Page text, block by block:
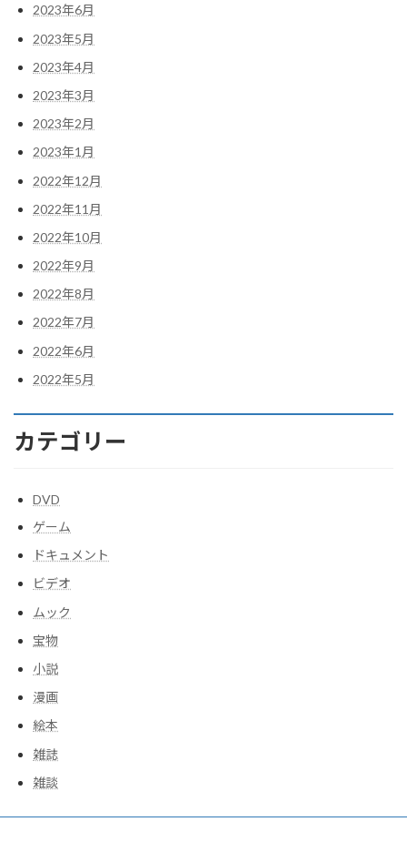
2023年6月
2023年5月
2023年4月
2023年3月
2023年2月
2023年1月
2022年12月
2022年11月
2022年10月
2022年9月
2022年8月
2022年7月
2022年6月
2022年5月
カテゴリー
DVD
ゲーム
ドキュメント
ビデオ
ムック
宝物
小説
漫画
絵本
雑誌
雑談